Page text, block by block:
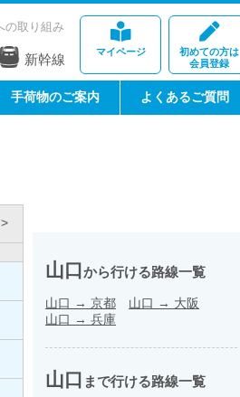
マイページ
初めての方は
会員登録
の取り組み
新幹線
手荷物のご案内 よくあるご質問
山口から行ける路線一覧
山口 → 京都 山口 → 大阪
山口 → 兵庫
山口 まで行ける路線一覧